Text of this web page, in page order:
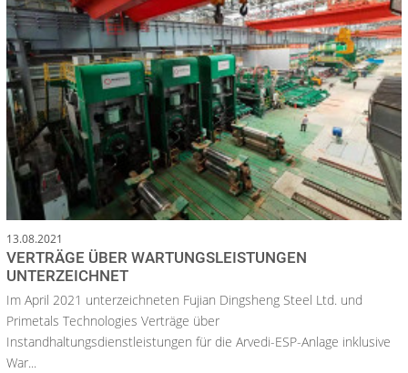
13.08.2021
VERTRÄGE ÜBER WARTUNGSLEISTUNGEN
UNTERZEICHNET
Im April 2021 unterzeichneten Fujian Dingsheng Steel Ltd. und
Primetals Technologies Verträge über
Instandhaltungsdienstleistungen für die Arvedi-ESP-Anlage inklusive
War...